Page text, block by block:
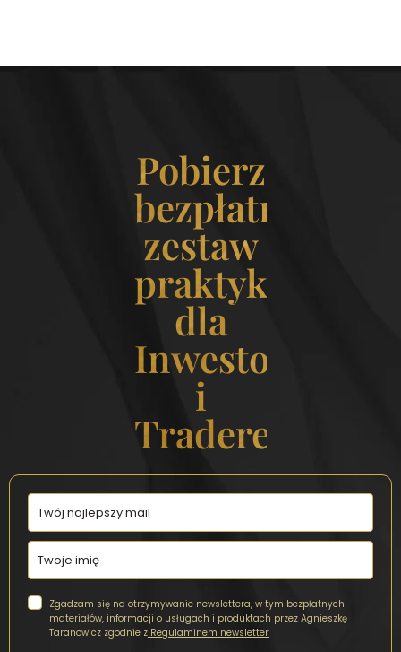
Pobierz
bezpłatny
zestaw
praktyk
dla
Inwestorek
i
Traderek
Zgadzam się na otrzymywanie newslettera, w tym bezpłatnych
materiałów, informacji o usługach i produktach przez Agnieszkę
Taranowicz zgodnie z Regulaminem newsletter